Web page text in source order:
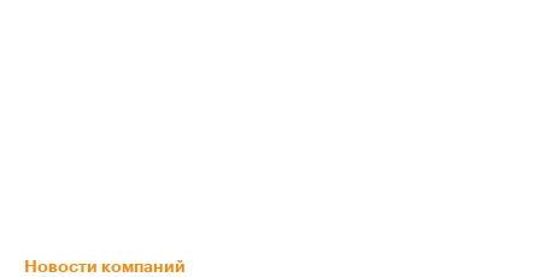
Новости компаний